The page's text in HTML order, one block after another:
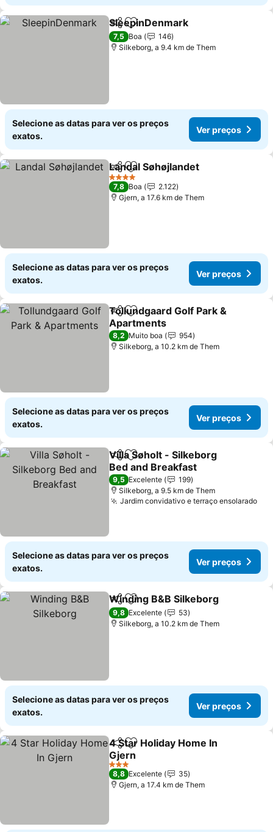
PartilharAdicionar aos favoritos
SleepinDenmark
7,5 Boa
146
Silkeborg, a 9.4 km de Them
Selecione as datas para ver os preços
exatos.
Ver preços
PartilharAdicionar aos favoritos
Landal Søhøjlandet
4 Estrelas
7,8 Boa
2.122
Gjern, a 17.6 km de Them
Selecione as datas para ver os preços
exatos.
Ver preços
PartilharAdicionar aos favoritos
Tollundgaard Golf Park &
Apartments
8,2 Muito boa
954
Silkeborg, a 10.2 km de Them
Selecione as datas para ver os preços
exatos.
Ver preços
PartilharAdicionar aos favoritos
Villa Søholt - Silkeborg
Bed and Breakfast
9,5 Excelente
199
Silkeborg, a 9.5 km de Them
Jardim convidativo e terraço ensolarado
Selecione as datas para ver os preços
exatos.
Ver preços
PartilharAdicionar aos favoritos
Winding B&B Silkeborg
9,8 Excelente
53
Silkeborg, a 10.2 km de Them
Selecione as datas para ver os preços
exatos.
Ver preços
PartilharAdicionar aos favoritos
4 Star Holiday Home In
Gjern
3 Estrelas
8,8 Excelente
35
Gjern, a 17.4 km de Them